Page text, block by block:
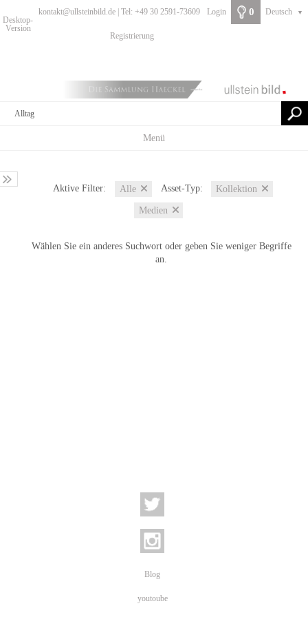
Desktop-
Version
kontakt@ullsteinbild.de | Tel: +49 30 2591-73609 Login
Registrierung
0 Deutsch ▼
Menü
Aktive Filter: Alle Asset-Typ: Kollektion
Medien
Wählen Sie ein anderes Suchwort oder geben Sie weniger Begriffe
an.
Blog
youtoube